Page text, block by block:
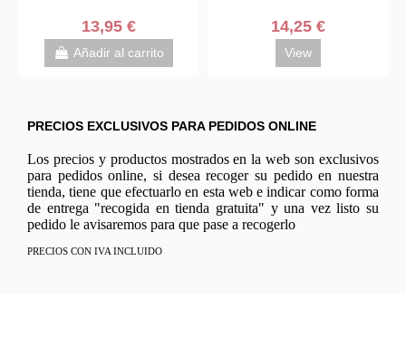
13,95 €
Añadir al carrito
14,25 €
View
PRECIOS EXCLUSIVOS PARA PEDIDOS ONLINE
Los precios y productos mostrados en la web son exclusivos
para pedidos online, si desea recoger su pedido en nuestra
tienda, tiene que efectuarlo en esta web e indicar como forma
de entrega "recogida en tienda gratuita" y una vez listo su
pedido le avisaremos para que pase a recogerlo
PRECIOS CON IVA INCLUIDO